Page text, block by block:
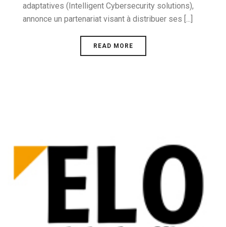
adaptatives (Intelligent Cybersecurity solutions),
annonce un partenariat visant à distribuer ses [...]
READ MORE